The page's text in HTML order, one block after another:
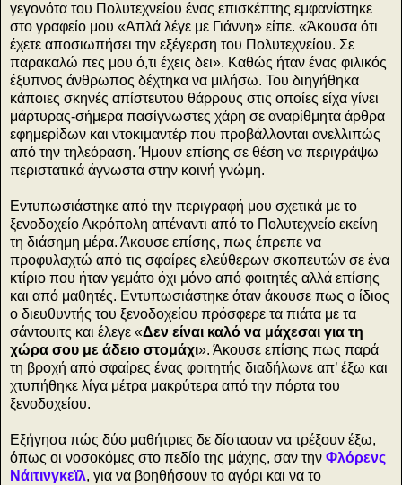
γεγονότα του Πολυτεχνείου ένας επισκέπτης εμφανίστηκε
στο γραφείο μου «Απλά λέγε με Γιάννη» είπε. «Άκουσα ότι
έχετε αποσιωπήσει την εξέγερση του Πολυτεχνείου. Σε
παρακαλώ πες μου ό,τι έχεις δει». Καθώς ήταν ένας φιλικός
έξυπνος άνθρωπος δέχτηκα να μιλήσω. Του διηγήθηκα
κάποιες σκηνές απίστευτου θάρρους στις οποίες είχα γίνει
μάρτυρας-σήμερα πασίγνωστες χάρη σε αναρίθμητα άρθρα
εφημερίδων και ντοκιμαντέρ που προβάλλονται ανελλιπώς
από την τηλεόραση. Ήμουν επίσης σε θέση να περιγράψω
περιστατικά άγνωστα στην κοινή γνώμη.
Εντυπωσιάστηκε από την περιγραφή μου σχετικά με το
ξενοδοχείο Ακρόπολη απέναντι από το Πολυτεχνείο εκείνη
τη διάσημη μέρα. Άκουσε επίσης, πως έπρεπε να
προφυλαχτώ από τις σφαίρες ελεύθερων σκοπευτών σε ένα
κτίριο που ήταν γεμάτο όχι μόνο από φοιτητές αλλά επίσης
και από μαθητές. Εντυπωσιάστηκε όταν άκουσε πως ο ίδιος
ο διευθυντής του ξενοδοχείου πρόσφερε τα πιάτα με τα
σάντουιτς και έλεγε «Δεν είναι καλό να μάχεσαι για τη
χώρα σου με άδειο στομάχι». Άκουσε επίσης πως παρά
τη βροχή από σφαίρες ένας φοιτητής διαδήλωνε απ’ έξω και
χτυπήθηκε λίγα μέτρα μακρύτερα από την πόρτα του
ξενοδοχείου.
Εξήγησα πώς δύο μαθήτριες δε δίστασαν να τρέξουν έξω,
όπως οι νοσοκόμες στο πεδίο της μάχης, σαν την Φλόρενς
Νάιτινγκεϊλ, για να βοηθήσουν το αγόρι και να το